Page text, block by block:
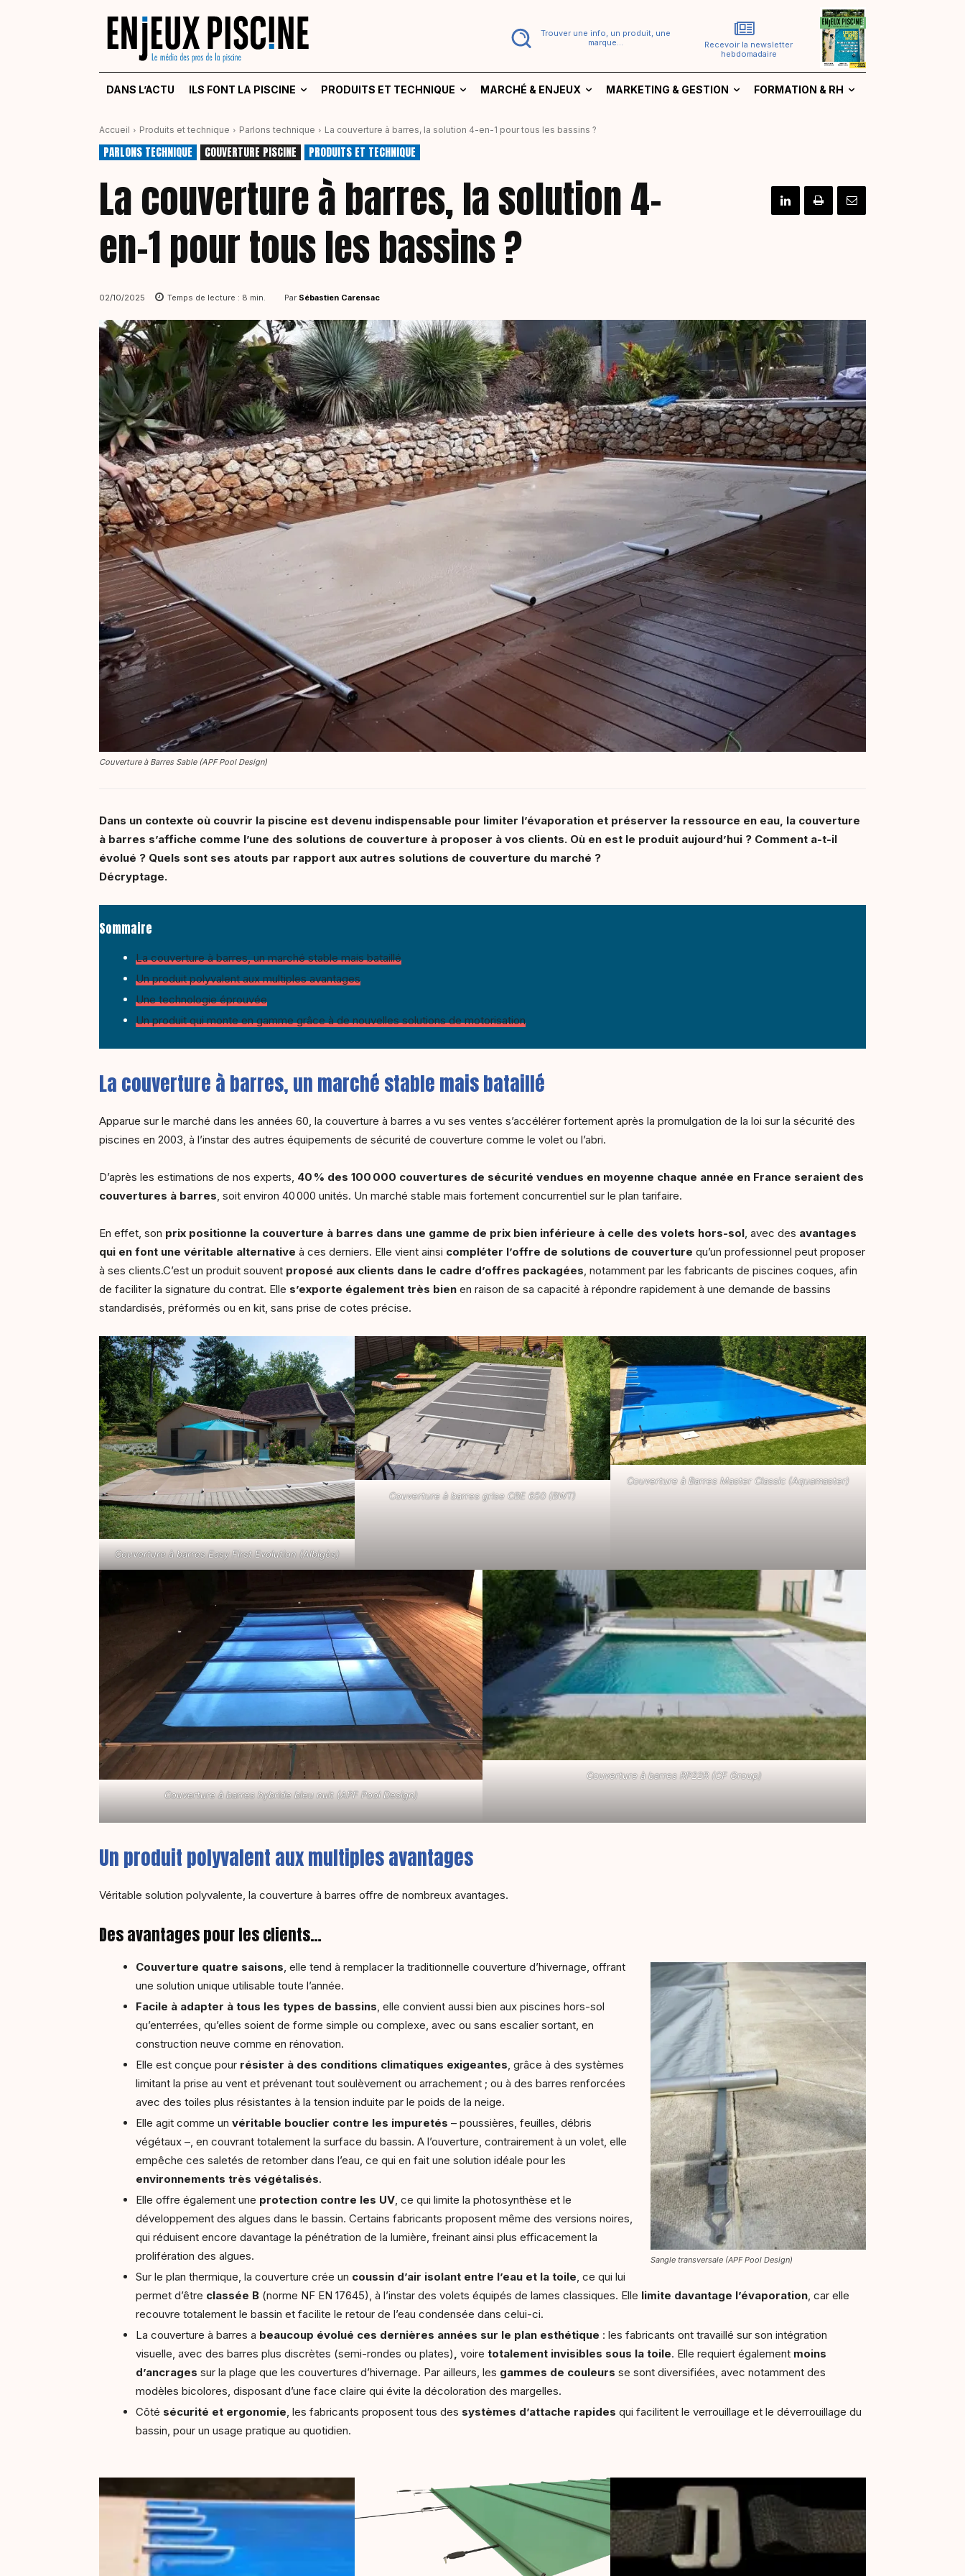
Trouver une info, un produit, une
marque...
Recevoir la newsletter
hebdomadaire
DANS L’ACTU ILS FONT LA PISCINE PRODUITS ET TECHNIQUE MARCHÉ & ENJEUX MARKETING & GESTION FORMATION & RH
Accueil Produits et technique Parlons technique La couverture à barres, la solution 4-en-1 pour tous les bassins ?
PARLONS TECHNIQUE COUVERTURE PISCINE PRODUITS ET TECHNIQUE
La couverture à barres, la solution 4-
en-1 pour tous les bassins ?
02/10/2025 Temps de lecture : 8 min. Par Sébastien Carensac
Couverture à Barres Sable (APF Pool Design)
Dans un contexte où couvrir la piscine est devenu indispensable pour limiter l’évaporation et préserver la ressource en eau, la couverture
à barres s’affiche comme l’une des solutions de couverture à proposer à vos clients. Où en est le produit aujourd’hui ? Comment a-t-il
évolué ? Quels sont ses atouts par rapport aux autres solutions de couverture du marché ?
Décryptage.
Sommaire
La couverture à barres, un marché stable mais bataillé
Un produit polyvalent aux multiples avantages
Une technologie éprouvée
Un produit qui monte en gamme grâce à de nouvelles solutions de motorisation
La couverture à barres, un marché stable mais bataillé
Apparue sur le marché dans les années 60, la couverture à barres a vu ses ventes s’accélérer fortement après la promulgation de la loi sur la sécurité des
piscines en 2003, à l’instar des autres équipements de sécurité de couverture comme le volet ou l’abri.
D’après les estimations de nos experts, 40 % des 100 000 couvertures de sécurité vendues en moyenne chaque année en France seraient des
couvertures à barres, soit environ 40 000 unités. Un marché stable mais fortement concurrentiel sur le plan tarifaire.
En effet, son prix positionne la couverture à barres dans une gamme de prix bien inférieure à celle des volets hors-sol, avec des avantages
qui en font une véritable alternative à ces derniers. Elle vient ainsi compléter l’offre de solutions de couverture qu’un professionnel peut proposer
à ses clients.C’est un produit souvent proposé aux clients dans le cadre d’offres packagées, notamment par les fabricants de piscines coques, afin
de faciliter la signature du contrat. Elle s’exporte également très bien en raison de sa capacité à répondre rapidement à une demande de bassins
standardisés, préformés ou en kit, sans prise de cotes précise.
Couverture à barres Easy First Evolution (Albigès)
Couverture à barres grise CBE 650 (BWT)
Couverture à Barres Master Classic (Aquamaster)
Couverture à barres hybride bleu nuit (APF Pool Design)
Couverture à barres RP22R (CF Group)
Un produit polyvalent aux multiples avantages
Véritable solution polyvalente, la couverture à barres offre de nombreux avantages.
Des avantages pour les clients…
Sangle transversale (APF Pool Design)
Couverture quatre saisons, elle tend à remplacer la traditionnelle couverture d’hivernage, offrant
une solution unique utilisable toute l’année.
Facile à adapter à tous les types de bassins, elle convient aussi bien aux piscines hors-sol
qu’enterrées, qu’elles soient de forme simple ou complexe, avec ou sans escalier sortant, en
construction neuve comme en rénovation.
Elle est conçue pour résister à des conditions climatiques exigeantes, grâce à des systèmes
limitant la prise au vent et prévenant tout soulèvement ou arrachement ; ou à des barres renforcées
avec des toiles plus résistantes à la tension induite par le poids de la neige.
Elle agit comme un véritable bouclier contre les impuretés – poussières, feuilles, débris
végétaux –, en couvrant totalement la surface du bassin. A l’ouverture, contrairement à un volet, elle
empêche ces saletés de retomber dans l’eau, ce qui en fait une solution idéale pour les
environnements très végétalisés.
Elle offre également une protection contre les UV, ce qui limite la photosynthèse et le
développement des algues dans le bassin. Certains fabricants proposent même des versions noires,
qui réduisent encore davantage la pénétration de la lumière, freinant ainsi plus efficacement la
prolifération des algues.
Sur le plan thermique, la couverture crée un coussin d’air isolant entre l’eau et la toile, ce qui lui
permet d’être classée B (norme NF EN 17645), à l’instar des volets équipés de lames classiques. Elle limite davantage l’évaporation, car elle
recouvre totalement le bassin et facilite le retour de l’eau condensée dans celui-ci.
La couverture à barres a beaucoup évolué ces dernières années sur le plan esthétique : les fabricants ont travaillé sur son intégration
visuelle, avec des barres plus discrètes (semi-rondes ou plates), voire totalement invisibles sous la toile. Elle requiert également moins
d’ancrages sur la plage que les couvertures d’hivernage. Par ailleurs, les gammes de couleurs se sont diversifiées, avec notamment des
modèles bicolores, disposant d’une face claire qui évite la décoloration des margelles.
Côté sécurité et ergonomie, les fabricants proposent tous des systèmes d’attache rapides qui facilitent le verrouillage et le déverrouillage du
bassin, pour un usage pratique au quotidien.